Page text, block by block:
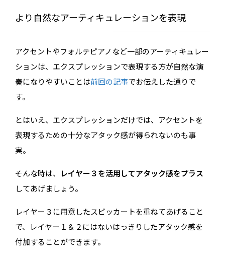
より自然なアーティキュレーションを表現
アクセントやフォルテピアノなど一部のアーティキュレー
ションは、エクスプレッションで表現する方が自然な演
奏になりやすいことは前回の記事でお伝えした通りで
す。
とはいえ、エクスプレッションだけでは、アクセントを
表現するための十分なアタック感が得られないのも事
実。
そんな時は、
レイヤー３を活用してアタック感をプラス
してあげましょう。
レイヤー３に用意したスピッカートを重ねてあげること
で、レイヤー１＆２にはないはっきりしたアタック感を
付加することができます。